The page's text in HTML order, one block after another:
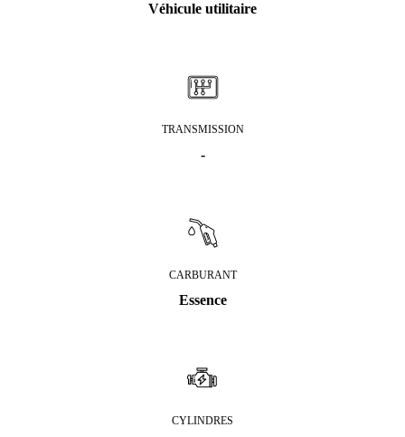
Véhicule utilitaire
TRANSMISSION
-
CARBURANT
Essence
CYLINDRES